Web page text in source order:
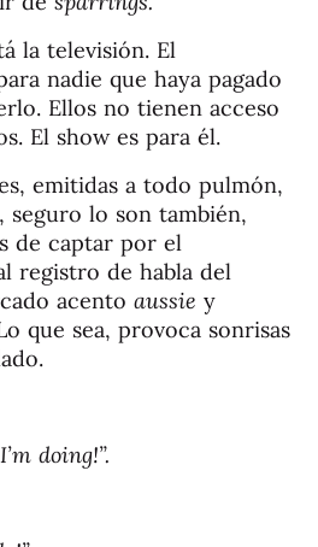
la televisión. El
nadie que haya pagado
Ellos no tienen acceso
El show es para él.
emitidas a todo pulmón,
seguro lo son también,
de captar por el
registro de habla del
acento aussie y
que sea, provoca sonrisas
doing!”.